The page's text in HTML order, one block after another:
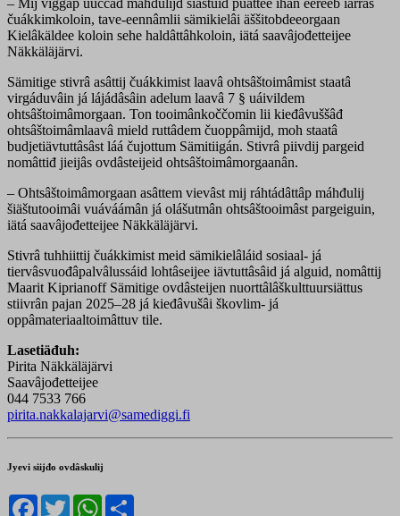
– Mij viggâp uuccâđ máhđulijd šiäštuid puáttee ihán eereeb iärrás
čuákkimkoloin, tave-eennâmlii sämikielâi äššitobdeeorgaan
Kielâkäldee koloin sehe haldâttâhkoloin, iätá saavâjođetteijee
Näkkäläjärvi.
Sämitige stivrâ asâttij čuákkimist laavâ ohtsâštoimâmist staatâ
virgáduvâin já lájádâsâin adelum laavâ 7 § uáivildem
ohtsâštoimâmorgaan. Ton tooimânkoččomin lii kieđâvuššâđ
ohtsâštoimâmlaavâ mield ruttâdem čuoppâmijd, moh staatâ
budjetiävtuttâsâst láá čujottum Sämitiigán. Stivrâ piivdij pargeid
nomâttiđ jieijâs ovdâsteijeid ohtsâštoimâmorgaanân.
– Ohtsâštoimâmorgaan asâttem vievâst mij ráhtádâttâp máhđulij
šiäštutooimâi vuáváámân já olášutmân ohtsâštooimâst pargeiguin,
iätá saavâjođetteijee Näkkäläjärvi.
Stivrâ tuhhiittij čuákkimist meid sämikielâláid sosiaal- já
tiervâsvuođâpalvâlussáid lohtâseijee iävtuttâsâid já alguid, nomâttij
Maarit Kiprianoff Sämitige ovdâsteijen nuorttâlâškulttuursiättus
stiivrân pajan 2025–28 já kieđâvušâi škovlim- já
oppâmateriaaltoimâttuv tile.
Lasetiäđuh:
Pirita Näkkäläjärvi
Saavâjođetteijee
044 7533 766
pirita.nakkalajarvi@samediggi.fi
Jyevi siijđo ovdâskulij
Facebook
TwitterWhatsApp